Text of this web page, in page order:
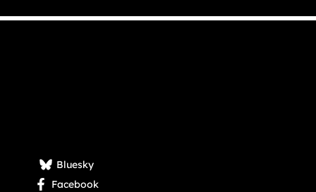
Bluesky
Facebook